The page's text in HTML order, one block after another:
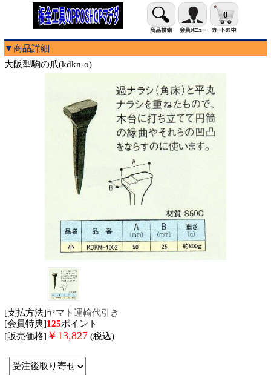
0
▼商品詳細
大阪型駒の爪(kdkn-o)
[支払方法]ヤマト運輸代引き
[会員特典]125ポイント
[販売価格] ￥ 13,827 (税込)